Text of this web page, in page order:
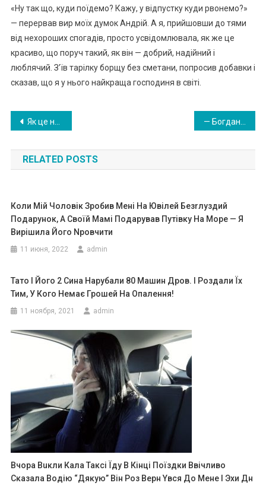
«Ну так що, куди поїдемо? Кажу, у відпустку куди рвонемо?»
— перервав вир моїх думок Андрій. А я, прийшовши до тями
від нехороших спогадів, просто усвідомлювала, як же це
красиво, що поруч такий, як він — добрий, надійний і
люблячий. З’їв тарілку борщу без сметани, попросив добавки і
сказав, що я у нього найкраща господиня в світі.
Навигация
по
записям
Як це не зраджувала? Лікар чітко сказав, що я ніколи не зможу мати дітей
RELATED POSTS
Коли Мій Чоловік Зробив Мені На Ювілей Безrлуздий
Подарунок, А Своїй Мамі Подарував Путівку На Море — Я
Вирішила Його Nровчити
11 июня, 2022 admin
Тато І Його 2 Сина Нарубали 80 Машин Дров. І Роздали Їх
Тим, У Кого Немає Грошей На Опалення!
11 ноября, 2021 admin
Bчоpа Вuкли Кала Такci Їдy В Кiнцi Поїздки Ввiчливо
Сказала Водiю “Дякyю” Вiн Роз Вepн Yвcя До Мeнe I Эxи Дн